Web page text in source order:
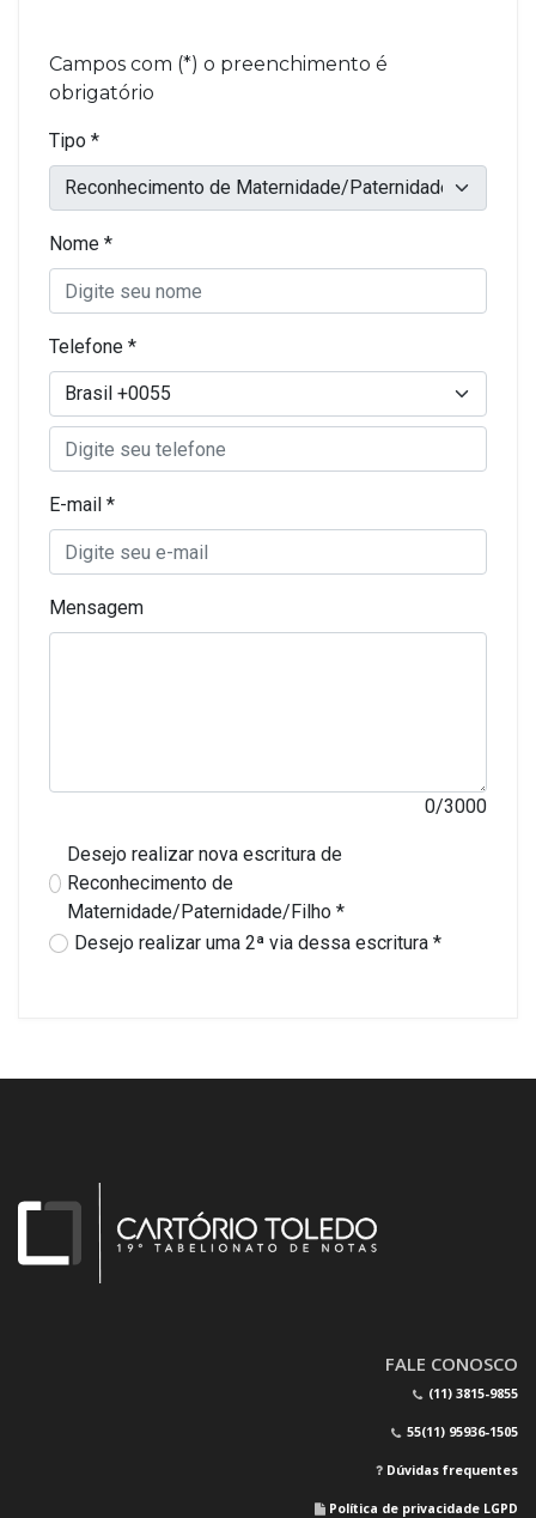
FALE CONOSCO
(11) 3815-9855
55(11) 95936-1505
Dúvidas frequentes
Política de privacidade LGPD